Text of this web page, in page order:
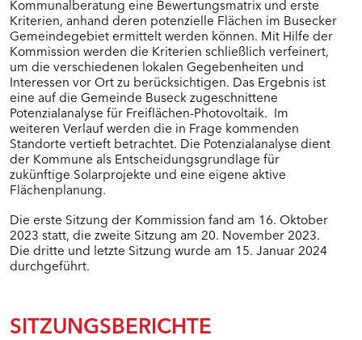
Weilrod
Winterstein-Kommunen
WEITERE KOMMUNEN
Kommunalberatung eine Bewertungsmatrix und erste
Kriterien, anhand deren potenzielle Flächen im Busecker
Gemeindegebiet ermittelt werden können. Mit Hilfe der
Kommission werden die Kriterien schließlich verfeinert,
um die verschiedenen lokalen Gegebenheiten und
Interessen vor Ort zu berücksichtigen. Das Ergebnis ist
eine auf die Gemeinde Buseck zugeschnittene
Potenzialanalyse für Freiflächen-Photovoltaik. Im
weiteren Verlauf werden die in Frage kommenden
Standorte vertieft betrachtet. Die Potenzialanalyse dient
der Kommune als Entscheidungsgrundlage für
zukünftige Solarprojekte und eine eigene aktive
Flächenplanung.
Die erste Sitzung der Kommission fand am 16. Oktober
2023 statt, die zweite Sitzung am 20. November 2023.
Die dritte und letzte Sitzung wurde am 15. Januar 2024
durchgeführt.
SITZUNGSBERICHTE